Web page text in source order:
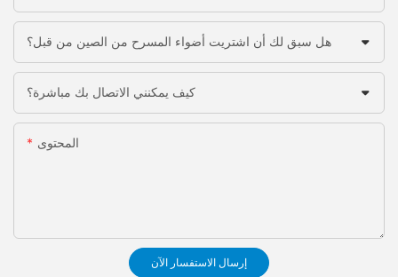
هل سبق لك أن اشتريت أضواء المسرح من الصين من قبل؟
كيف يمكنني الاتصال بك مباشرة؟
المحتوى
إرسال الاستفسار الآن